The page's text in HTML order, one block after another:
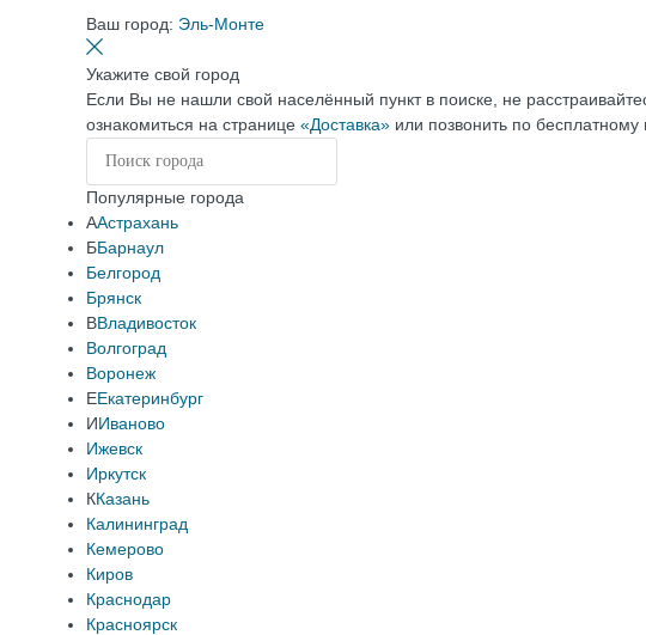
Ваш город: Эль-Монте
Укажите свой город
Если Вы не нашли свой населённый пункт в поиске, не
ознакомиться на странице «Доставка» или позвонить по
Популярные города
ААстрахань
ББарнаул
Белгород
Брянск
ВВладивосток
Волгоград
Воронеж
ЕЕкатеринбург
ИИваново
Ижевск
Иркутск
ККазань
Калининград
Кемерово
Киров
Краснодар
Красноярск